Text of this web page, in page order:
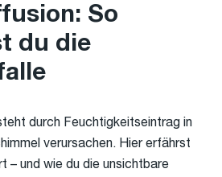
So
du die
durch Feuchtigkeitseintrag in
verursachen. Hier erfährst
– und wie du die unsichtbare